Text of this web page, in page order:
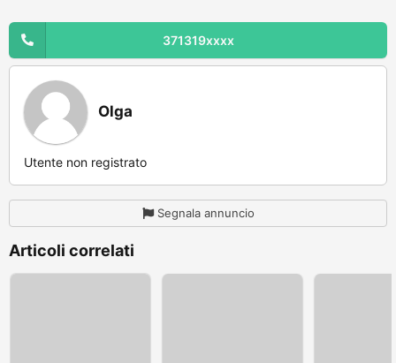
371319xxxx
Olga
Utente non registrato
Segnala annuncio
Articoli correlati